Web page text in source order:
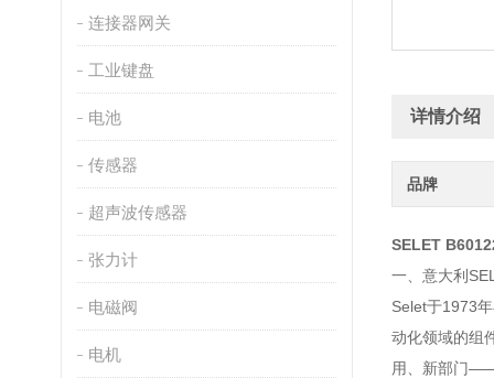
连接器网关
工业键盘
电池
传感器
超声波传感器
张力计
电磁阀
电机
详情介绍
品牌
SELET
一、意大利
Selet于1973
动化领域的组
用、新部门